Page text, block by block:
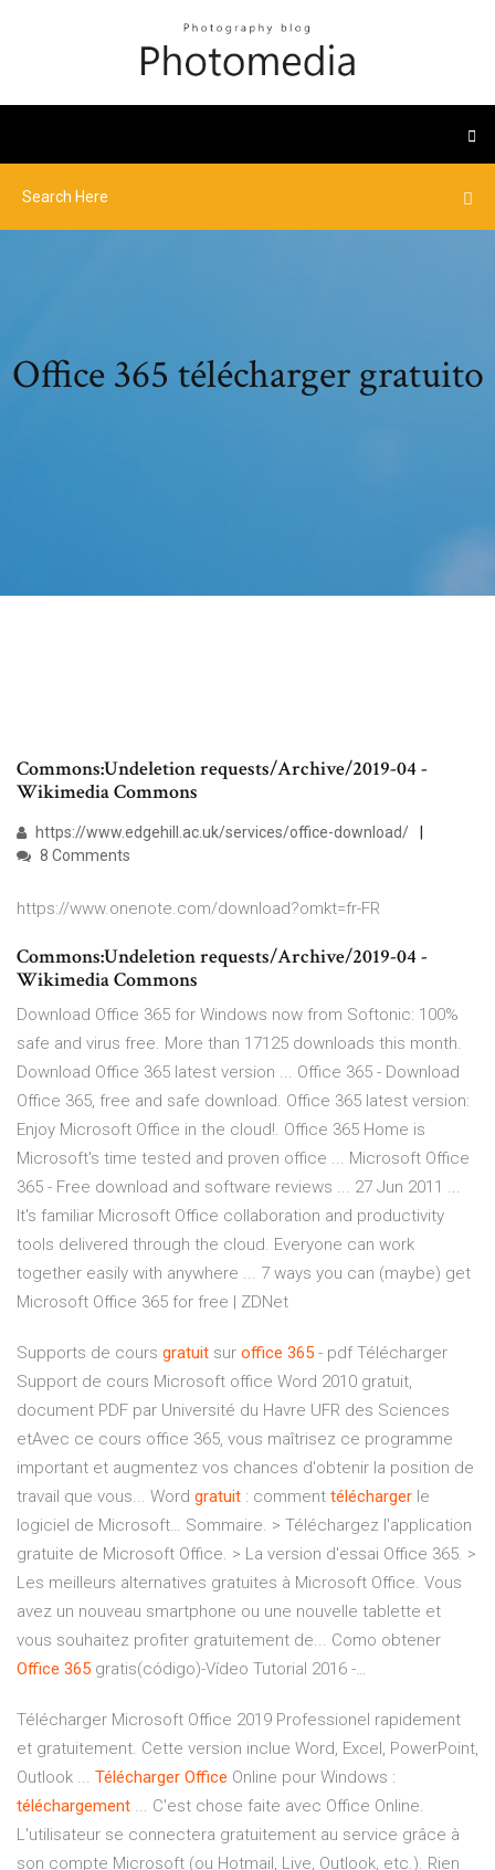
Office 365 télécharger gratuito
Commons:Undeletion requests/Archive/2019-04 -
Wikimedia Commons
https://www.edgehill.ac.uk/services/office-download/
8 Comments
https://www.onenote.com/download?omkt=fr-FR
Commons:Undeletion requests/Archive/2019-04 -
Wikimedia Commons
Download Office 365 for Windows now from Softonic: 100%
safe and virus free. More than 17125 downloads this month.
Download Office 365 latest version ... Office 365 - Download
Office 365, free and safe download. Office 365 latest version:
Enjoy Microsoft Office in the cloud!. Office 365 Home is
Microsoft's time tested and proven office ... Microsoft Office
365 - Free download and software reviews ... 27 Jun 2011 ...
It's familiar Microsoft Office collaboration and productivity
tools delivered through the cloud. Everyone can work
together easily with anywhere ... 7 ways you can (maybe) get
Microsoft Office 365 for free | ZDNet
Supports de cours gratuit sur office 365 - pdf Télécharger
Support de cours Microsoft office Word 2010 gratuit,
document PDF par Université du Havre UFR des Sciences
etAvec ce cours office 365, vous maîtrisez ce programme
important et augmentez vos chances d'obtenir la position de
travail que vous... Word gratuit : comment télécharger le
logiciel de Microsoft… Sommaire. > Téléchargez l'application
gratuite de Microsoft Office. > La version d'essai Office 365. >
Les meilleurs alternatives gratuites à Microsoft Office. Vous
avez un nouveau smartphone ou une nouvelle tablette et
vous souhaitez profiter gratuitement de... Como obtener
Office 365 gratis(código)-Vídeo Tutorial 2016 -…
Télécharger Microsoft Office 2019 Professionel rapidement
et gratuitement. Cette version inclue Word, Excel, PowerPoint,
Outlook ... Télécharger Office Online pour Windows :
téléchargement ... C'est chose faite avec Office Online.
L'utilisateur se connectera gratuitement au service grâce à
son compte Microsoft (ou Hotmail, Live, Outlook, etc.). Rien